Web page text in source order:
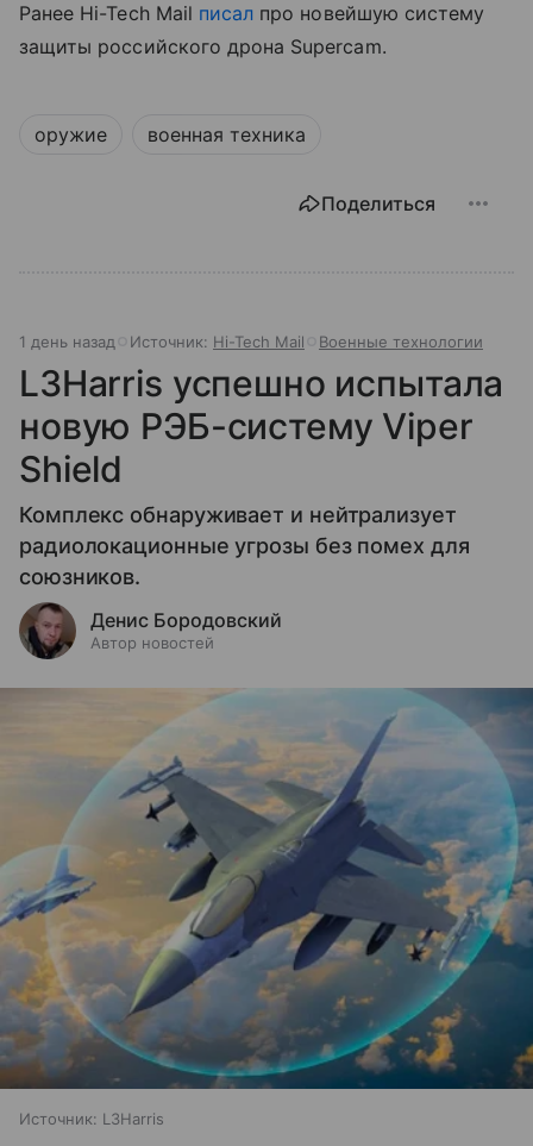
Ранее Hi-Tech Mail писал про новейшую систему
защиты российского дрона Supercam.
оружие военная техника
Поделиться
1 день назад Источник: Hi-Tech Mail Военные технологии
L3Harris успешно испытала
новую РЭБ-систему Viper
Shield
Комплекс обнаруживает и нейтрализует
радиолокационные угрозы без помех для
союзников.
Денис Бородовский
Автор новостей
Источник: L3Harris